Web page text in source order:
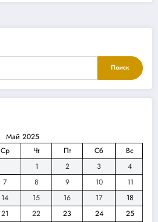
Поиск
Май 2025
Ср Чт Пт Сб
Вс
1
2 3
4
7 8 9 10
11
14 15 16 17
18
21 22 23 24
25